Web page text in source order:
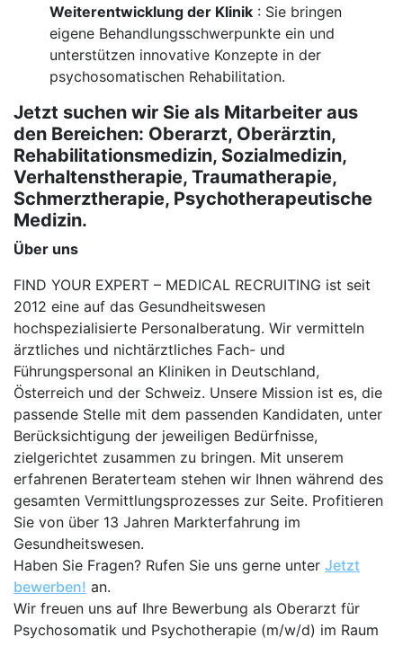
Weiterentwicklung der Klinik : Sie bringen
eigene Behandlungsschwerpunkte ein und
unterstützen innovative Konzepte in der
psychosomatischen Rehabilitation.
Jetzt suchen wir Sie als Mitarbeiter aus
den Bereichen: Oberarzt, Oberärztin,
Rehabilitationsmedizin, Sozialmedizin,
Verhaltenstherapie, Traumatherapie,
Schmerztherapie, Psychotherapeutische
Medizin.
Über uns
FIND YOUR EXPERT – MEDICAL RECRUITING ist seit
2012 eine auf das Gesundheitswesen
hochspezialisierte Personalberatung. Wir vermitteln
ärztliches und nichtärztliches Fach- und
Führungspersonal an Kliniken in Deutschland,
Österreich und der Schweiz. Unsere Mission ist es, die
passende Stelle mit dem passenden Kandidaten, unter
Berücksichtigung der jeweiligen Bedürfnisse,
zielgerichtet zusammen zu bringen. Mit unserem
erfahrenen Beraterteam stehen wir Ihnen während des
gesamten Vermittlungsprozesses zur Seite. Profitieren
Sie von über 13 Jahren Markterfahrung im
Gesundheitswesen.
Haben Sie Fragen? Rufen Sie uns gerne unter Jetzt
bewerben! an.
Wir freuen uns auf Ihre Bewerbung als Oberarzt für
Psychosomatik und Psychotherapie (m/w/d) im Raum